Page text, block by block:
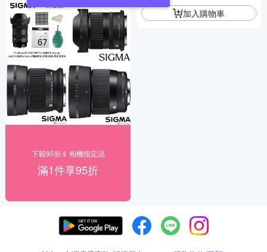
下殺95折⇓ 相機指定品
滿1件享95折
加入購物車